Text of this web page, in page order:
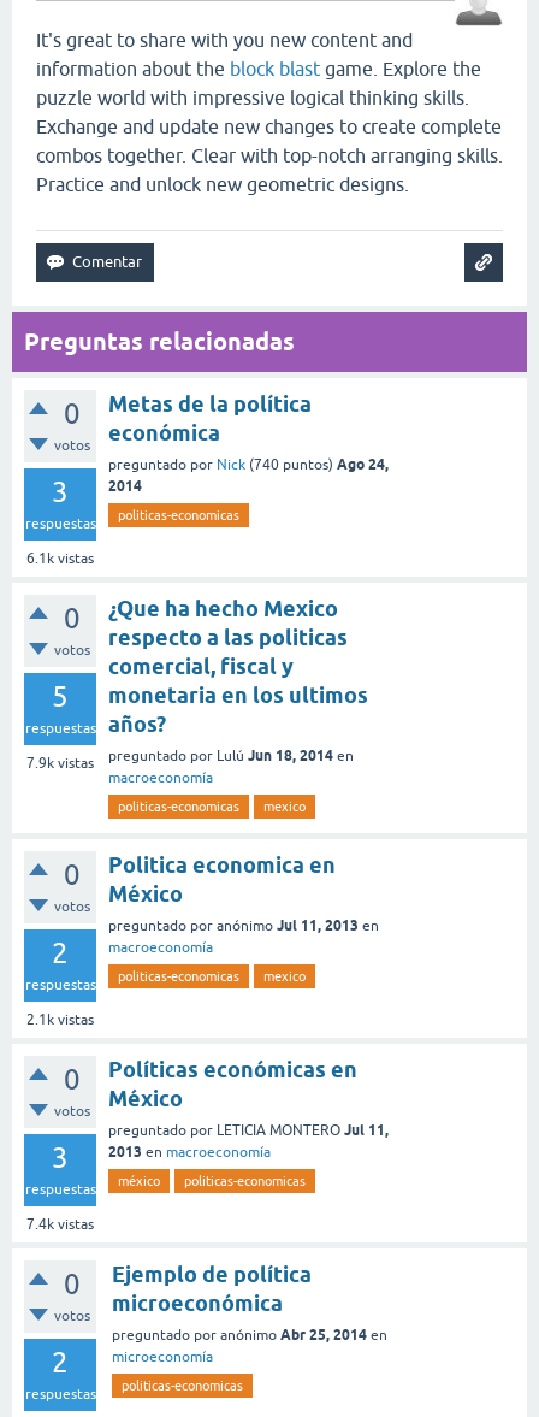
It's great to share with you new content and
information about the block blast game. Explore the
puzzle world with impressive logical thinking skills.
Exchange and update new changes to create complete
combos together. Clear with top-notch arranging skills.
Practice and unlock new geometric designs.
Preguntas relacionadas
0
votos
3
respuestas
6.1k vistas
Metas de la política
económica
preguntado por Nick (740 puntos) Ago 24,
2014
politicas-economicas
0
votos
5
respuestas
7.9k vistas
¿Que ha hecho Mexico
respecto a las politicas
comercial, fiscal y
monetaria en los ultimos
años?
preguntado por Lulú Jun 18, 2014 en
macroeconomía
politicas-economicas mexico
0
votos
2
respuestas
2.1k vistas
Politica economica en
México
preguntado por anónimo Jul 11, 2013 en
macroeconomía
politicas-economicas mexico
0
votos
3
respuestas
7.4k vistas
Políticas económicas en
México
preguntado por LETICIA MONTERO Jul 11,
2013 en macroeconomía
méxico politicas-economicas
0
votos
2
respuestas
Ejemplo de política
microeconómica
preguntado por anónimo Abr 25, 2014 en
microeconomía
politicas-economicas